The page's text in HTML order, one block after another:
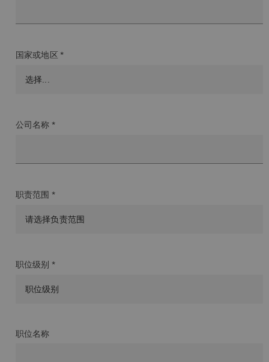
国家或地区 *
公司名称 *
职责范围 *
职位级别 *
职位名称